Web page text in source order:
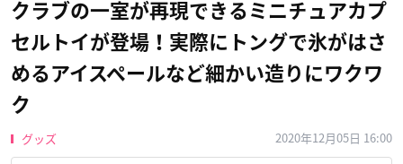
クラブの一室が再現できるミニチュアカプ
セルトイが登場！実際にトングで氷がはさ
めるアイスペールなど細かい造りにワクワ
ク
グッズ 2020年12月05日 16:00